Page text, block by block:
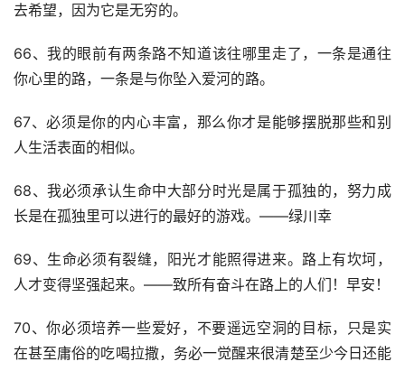
去希望，因为它是无穷的。
66、我的眼前有两条路不知道该往哪里走了，一条是通往
你心里的路，一条是与你坠入爱河的路。
67、必须是你的内心丰富，那么你才是能够摆脱那些和别
人生活表面的相似。
68、我必须承认生命中大部分时光是属于孤独的，努力成
长是在孤独里可以进行的最好的游戏。——绿川幸
69、生命必须有裂缝，阳光才能照得进来。路上有坎坷，
人才变得坚强起来。——致所有奋斗在路上的人们！早安！
70、你必须培养一些爱好，不要遥远空洞的目标，只是实
在甚至庸俗的吃喝拉撒，务必一觉醒来很清楚至少今日还能